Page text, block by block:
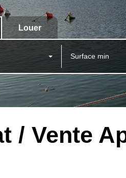
Louer
/ Vente